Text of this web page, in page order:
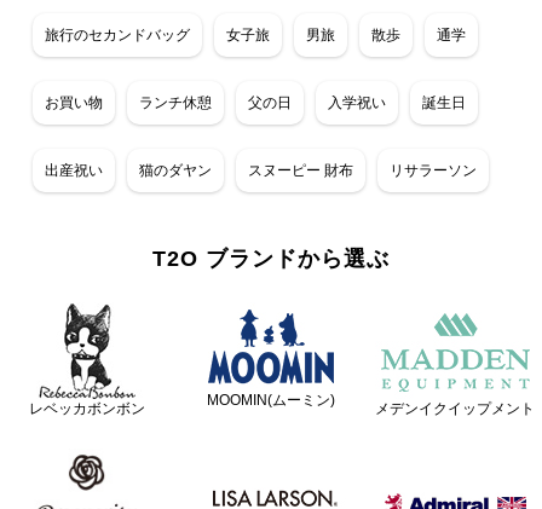
旅行のセカンドバッグ 女子旅 男旅 散歩 通学
お買い物 ランチ休憩 父の日 入学祝い 誕生日
出産祝い 猫のダヤン スヌーピー 財布 リサラーソン
T2O ブランドから選ぶ
レベッカボンボン MOOMIN(ムーミン) メデンイクイップメント